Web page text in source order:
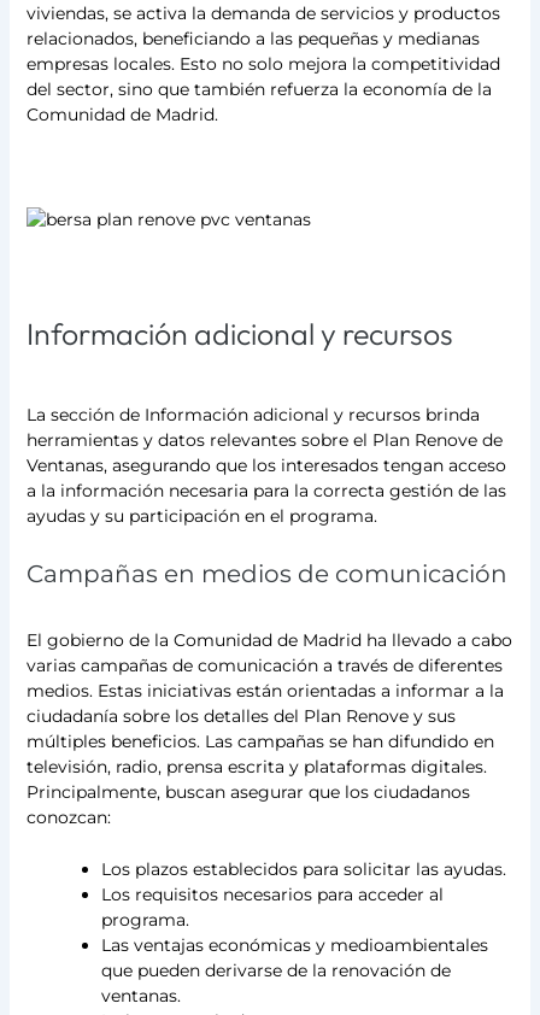
viviendas, se activa la demanda de servicios y productos
relacionados, beneficiando a las pequeñas y medianas
empresas locales. Esto no solo mejora la competitividad
del sector, sino que también refuerza la economía de la
Comunidad de Madrid.
Información adicional y recursos
La sección de Información adicional y recursos brinda
herramientas y datos relevantes sobre el Plan Renove de
Ventanas, asegurando que los interesados tengan acceso
a la información necesaria para la correcta gestión de las
ayudas y su participación en el programa.
Campañas en medios de comunicación
El gobierno de la Comunidad de Madrid ha llevado a cabo
varias campañas de comunicación a través de diferentes
medios. Estas iniciativas están orientadas a informar a la
ciudadanía sobre los detalles del Plan Renove y sus
múltiples beneficios. Las campañas se han difundido en
televisión, radio, prensa escrita y plataformas digitales.
Principalmente, buscan asegurar que los ciudadanos
conozcan:
Los plazos establecidos para solicitar las ayudas.
Los requisitos necesarios para acceder al
programa.
Las ventajas económicas y medioambientales
que pueden derivarse de la renovación de
ventanas.